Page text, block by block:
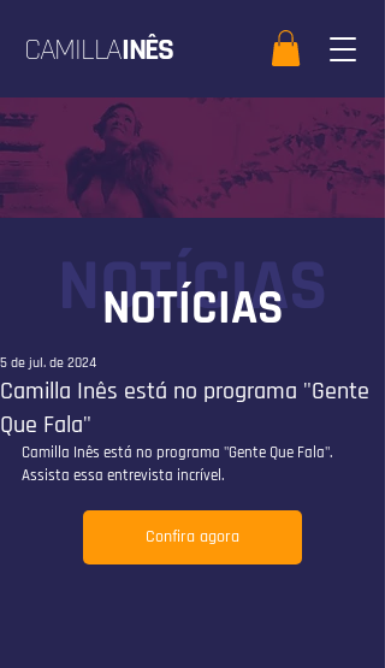
CAMILLAINÊS
NOTÍCIAS
NOTÍCIAS
Camilla Inês está no programa "Gente
Que Fala"
5 de jul. de 2024
Camilla Inês está no programa "Gente Que Fala".
Assista essa entrevista incrível.
Confira agora